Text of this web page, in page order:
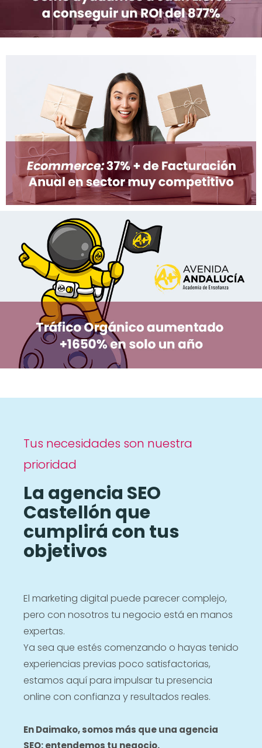
Tus necesidades son nuestra
prioridad
La agencia SEO
Castellón que
cumplirá con tus
objetivos
El marketing digital puede parecer complejo,
pero con nosotros tu negocio está en manos
expertas.
Ya sea que estés comenzando o hayas tenido
experiencias previas poco satisfactorias,
estamos aquí para impulsar tu presencia
online con confianza y resultados reales.
En Daimako, somos más que una agencia
SEO: entendemos tu negocio.